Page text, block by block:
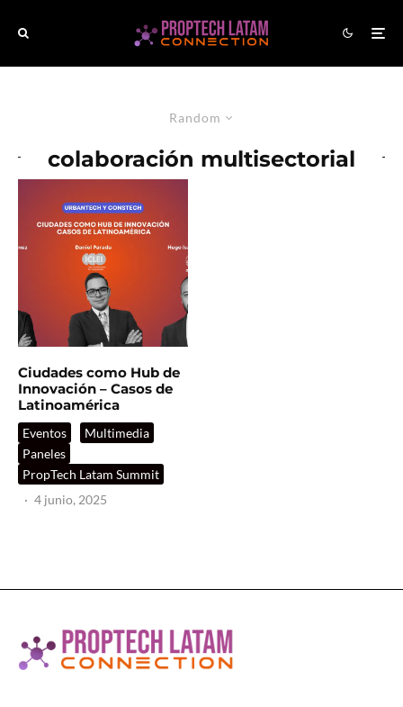
Random
colaboración multisectorial
Ciudades como Hub de
Innovación – Casos de
Latinoamérica
Eventos
Multimedia
Paneles
PropTech Latam Summit
· 4 junio, 2025